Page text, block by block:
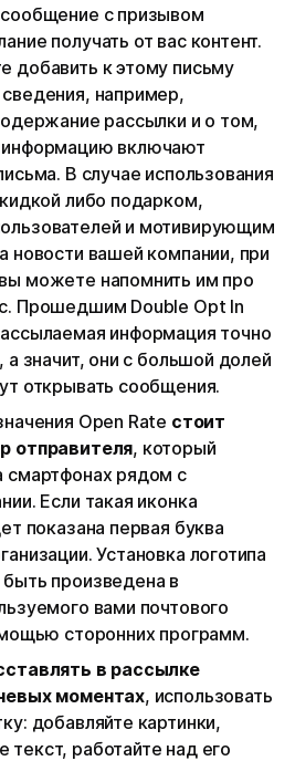
с призывом
получать от вас контент.
добавить к этому письму
например,
рассылки и о том,
включают
В случае использования
либо подарком,
и мотивирующим
новости вашей компании, при
можете напомнить им про
Прошедшим Double Opt In
информация точно
а значит, они с большой долей
открывать сообщения.
Open Rate стоит
отправителя, который
смартфонах рядом с
Если такая иконка
показана первая буква
Установка логотипа
произведена в
вами почтового
сторонних программ.
в рассылке
моментах, использовать
добавляйте картинки,
работайте над его